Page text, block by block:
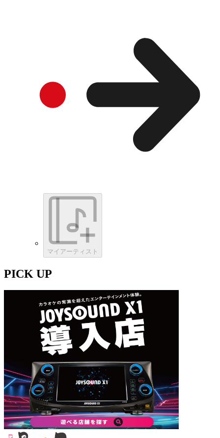
マイアーティスト
PICK UP